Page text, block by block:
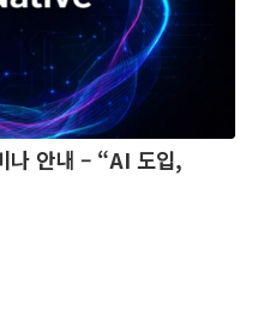
나 안내 – “AI 도입,